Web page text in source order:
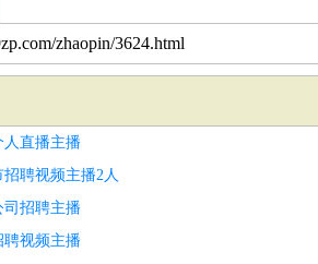
zhaopin/3624.html
人直播主播
聘视频主播2人
司招聘主播
聘视频主播